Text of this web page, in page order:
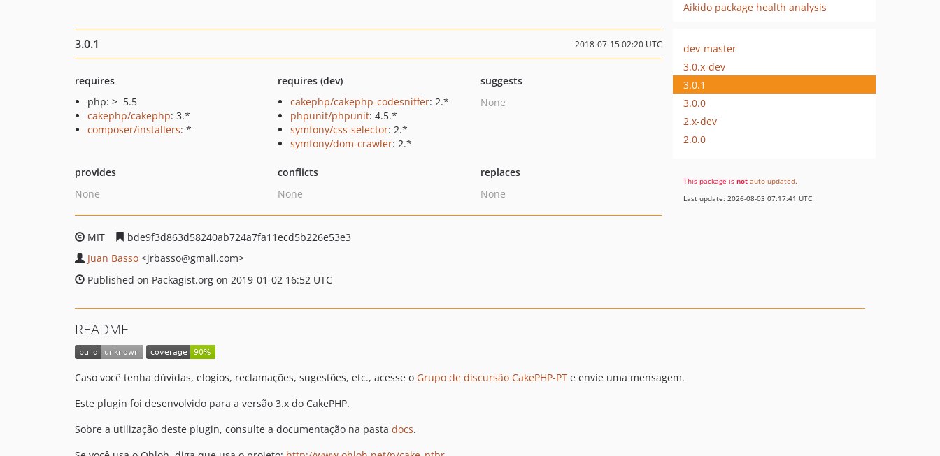
Aikido package health analysis
3.0.1 2018-07-15 02:20 UTC
requires
php: >=5.5
cakephp/cakephp: 3.*
composer/installers: *
requires (dev)
cakephp/cakephp-codesniffer: 2.*
phpunit/phpunit: 4.5.*
symfony/css-selector: 2.*
symfony/dom-crawler: 2.*
suggests
None
provides
None
conflicts
None
replaces
None
MIT
bde9f3d863d58240ab724a7fa11ecd5b226e53e3
Juan Basso <jrbasso@gmail.com>
Published on Packagist.org on 2019-01-02 16:52 UTC
dev-master
3.0.x-dev
3.0.1
3.0.0
2.x-dev
2.0.0
This package is not auto-updated.
Last update: 2026-08-03 07:17:41 UTC
README
Caso você tenha dúvidas, elogios, reclamações, sugestões, etc., acesse o Grupo de discursão CakePHP-PT e envie uma mensagem.
Este plugin foi desenvolvido para a versão 3.x do CakePHP.
Sobre a utilização deste plugin, consulte a documentação na pasta docs.